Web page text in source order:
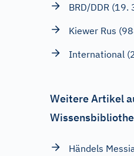
BRD/DDR
Kiewer Rus
International
Weitere Artikel
Händels